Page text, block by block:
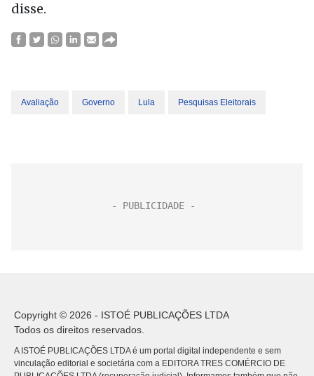
disse.
Avaliação Governo Lula Pesquisas Eleitorais
Copyright © 2026 - ISTOÉ PUBLICAÇÕES LTDA
Todos os direitos reservados.
A ISTOÉ PUBLICAÇÕES LTDA é um portal digital independente e sem
vinculação editorial e societária com a EDITORA TRES COMÉRCIO DE